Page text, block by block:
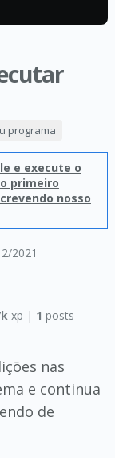
2021
programa
e execute o
primeiro
nosso
xp | 1 posts
nas
e continua
de